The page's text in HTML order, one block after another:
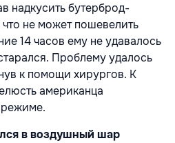
надкусить бутерброд-
не может пошевелить
14 часов ему не удавалось
Проблему удалось
к помощи хирургов. К
американца
в воздушный шар